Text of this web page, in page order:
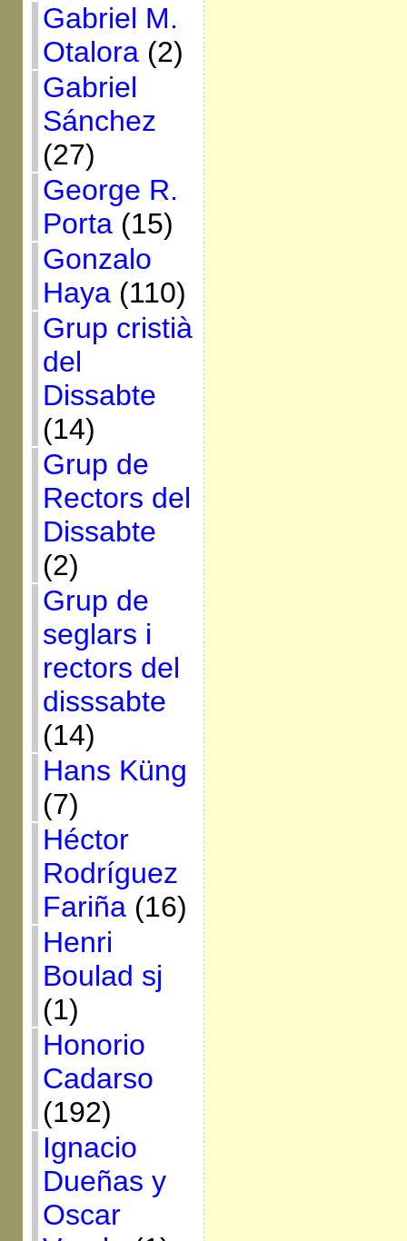
Gabriel M.
Otalora(2)
Gabriel
Sánchez
(27)
George R.
Porta(15)
Gonzalo
Haya(110)
Grup cristià
del
Dissabte
(14)
Grup de
Rectors del
Dissabte
(2)
Grup de
seglars i
rectors del
disssabte
(14)
Hans Küng
(7)
Héctor
Rodríguez
Fariña(16)
Henri
Boulad sj
(1)
Honorio
Cadarso
(192)
Ignacio
Dueñas y
Oscar